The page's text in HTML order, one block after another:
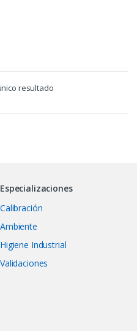
resultado
Especializaciones
Calibración
Ambiente
Higiene Industrial
Validaciones